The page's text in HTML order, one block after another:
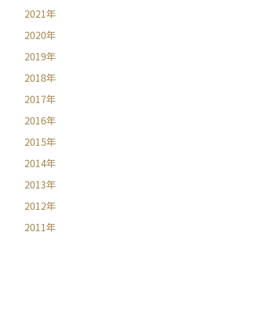
2021年
2020年
2019年
2018年
2017年
2016年
2015年
2014年
2013年
2012年
2011年